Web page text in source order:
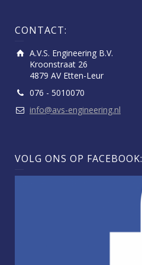
CONTACT:
A.V.S. Engineering B.V.
Kroonstraat 26
4879 AV Etten-Leur
076 - 5010070
info@avs-engineering.nl
VOLG ONS OP FACEBOOK: